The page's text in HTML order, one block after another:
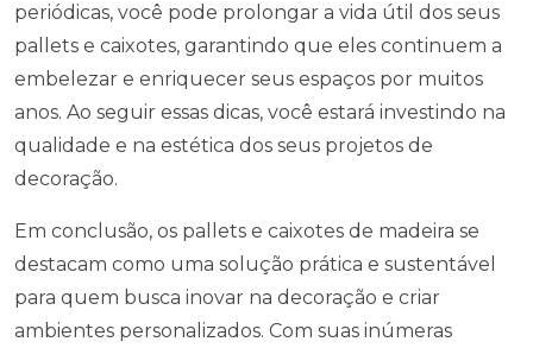
periódicas, você pode prolongar a vida útil dos seus
pallets e caixotes, garantindo que eles continuem a
embelezar e enriquecer seus espaços por muitos
anos. Ao seguir essas dicas, você estará investindo na
qualidade e na estética dos seus projetos de
decoração.
Em conclusão, os pallets e caixotes de madeira se
destacam como uma solução prática e sustentável
para quem busca inovar na decoração e criar
ambientes personalizados. Com suas inúmeras